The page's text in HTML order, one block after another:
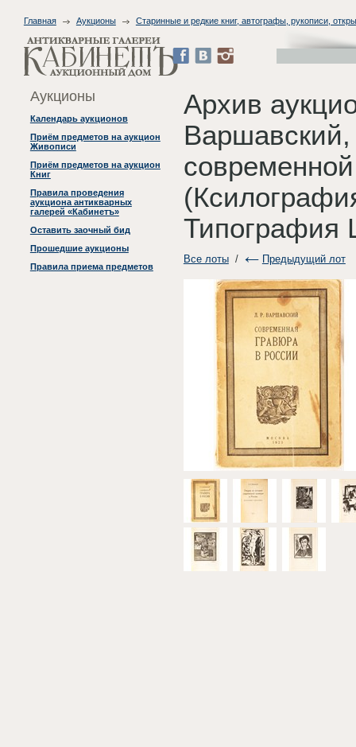
Главная Аукционы Старинные и редкие книг, автографы, рукописи,
Аукционы
Календарь аукционов
Приём предметов на аукцион
Живописи
Приём предметов на аукцион
Книг
Правила проведения
аукциона антикварных
галерей «Кабинетъ»
Оставить заочный бид
Прошедшие аукционы
Правила приема предметов
Архив
Типография
Все лоты/ Предыдущий лот